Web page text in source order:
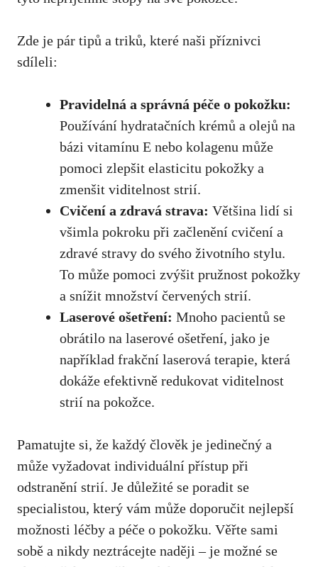
Zde je pár tipů a triků, které naši příznivci
‍sdíleli:
Pravidelná a správná péče o⁢ pokožku:
Používání hydratačních krémů ‍a olejů na
bázi vitamínu E nebo kolagenu může
pomoci zlepšit ⁢elasticitu pokožky a
zmenšit viditelnost strií.
Cvičení a ​zdravá strava: Většina lidí si
všimla pokroku při začlenění ⁢cvičení a‌
zdravé stravy do svého životního stylu.
⁤To může pomoci zvýšit⁣ pružnost pokožky
a snížit množství červených strií.
Laserové⁢ ošetření: ⁣Mnoho pacientů se‌
obrátilo na laserové ošetření, ⁣jako‌ je
například frakční laserová terapie,⁤ která
dokáže efektivně ⁤redukovat viditelnost
strií na pokožce.
Pamatujte si, že každý člověk je jedinečný a
může vyžadovat individuální⁤ přístup při
odstranění strií. Je důležité se‍ poradit se
‍specialistou,⁢ který vám může doporučit nejlepší
možnosti léčby a péče ‍o ‍pokožku. Věřte sami
sobě a nikdy neztrácejte ⁣naději – je⁢ možné se